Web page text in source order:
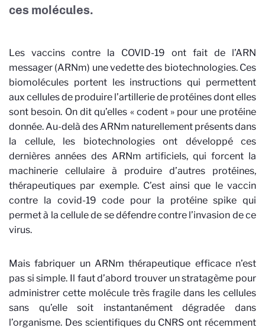
ces molécules.
Les vaccins contre la COVID-19 ont fait de l’ARN
messager (ARNm) une vedette des biotechnologies. Ces
biomolécules portent les instructions qui permettent
aux cellules de produire l’artillerie de protéines dont elles
sont besoin. On dit qu’elles « codent » pour une protéine
donnée. Au-delà des ARNm naturellement présents dans
la cellule, les biotechnologies ont développé ces
dernières années des ARNm artificiels, qui forcent la
machinerie cellulaire à produire d’autres protéines,
thérapeutiques par exemple. C’est ainsi que le vaccin
contre la covid-19 code pour la protéine spike qui
permet à la cellule de se défendre contre l’invasion de ce
virus.
Mais fabriquer un ARNm thérapeutique efficace n’est
pas si simple. Il faut d’abord trouver un stratagème pour
administrer cette molécule très fragile dans les cellules
sans qu’elle soit instantanément dégradée dans
l’organisme. Des scientifiques du CNRS ont récemment